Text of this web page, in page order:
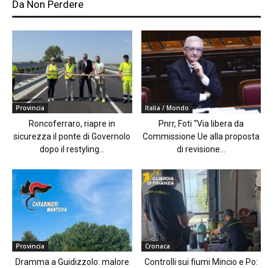
Da Non Perdere
Provincia
Roncoferraro, riapre in
sicurezza il ponte di Governolo
dopo il restyling...
Italia / Mondo
Pnrr, Foti “Via libera da
Commissione Ue alla proposta
di revisione...
Provincia
Dramma a Guidizzolo: malore
Cronaca
Controlli sui fiumi Mincio e Po: